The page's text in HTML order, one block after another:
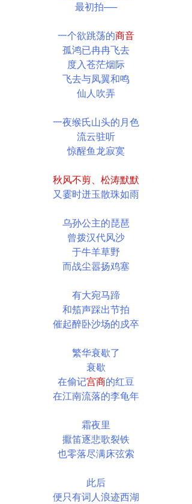
最初拍──
一个欲跳荡的商音
孤鸿已冉冉飞去
度入苍茫烟际
飞去与凤翼和鸣
仙人吹弄
一夜缑氏山头的月色
流云驻听
惊醒鱼龙寂寞
秋风不剪、松涛默默
又霎时迸玉散珠如雨
乌孙公主的琵琶
曾拨汉代风沙
于牛羊草野
而战尘嚣扬鸡塞
有大宛马蹄
和笳声踩出节拍
催起醉卧沙场的戍卒
繁华衰歇了
衰歇
在偷记宫商的红豆
在江南流落的李龟年
霜夜里
擫笛逐悲歌裂铁
也零落尽满床弦索
此后
便只有词人浪迹西湖